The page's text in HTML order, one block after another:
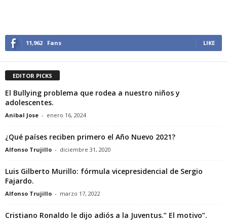
11,962 Fans LIKE
EDITOR PICKS
El Bullying problema que rodea a nuestro niños y
adolescentes.
Anibal Jose - enero 16, 2024
¿Qué países reciben primero el Año Nuevo 2021?
Alfonso Trujillo - diciembre 31, 2020
Luis Gilberto Murillo: fórmula vicepresidencial de Sergio
Fajardo.
Alfonso Trujillo - marzo 17, 2022
Cristiano Ronaldo le dijo adiós a la Juventus.” El motivo”.